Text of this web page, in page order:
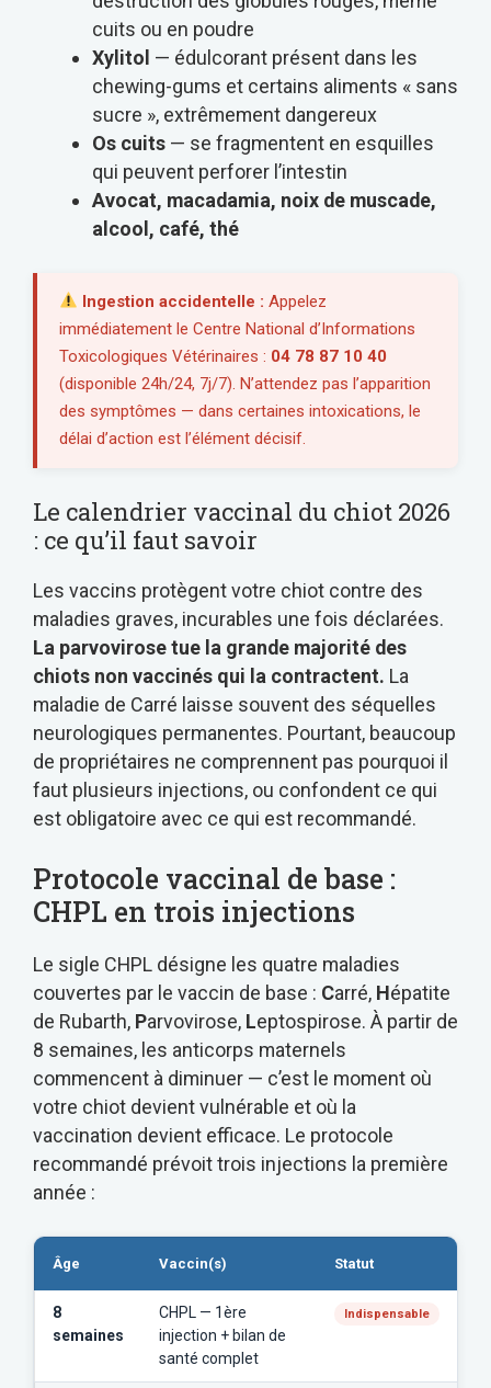
cuits ou en poudre
Xylitol — édulcorant présent dans les
chewing-gums et certains aliments « sans
sucre », extrêmement dangereux
Os cuits— se fragmentent en esquilles
qui peuvent perforer l’intestin
Avocat, macadamia, noix de muscade,
alcool, café, thé
Ingestion accidentelle : Appelez
immédiatement le Centre National d’Informations
Toxicologiques Vétérinaires : 04 78 87 10 40
(disponible 24h/24, 7j/7). N’attendez pas l’apparition
des symptômes — dans certaines intoxications, le
délai d’action est l’élément décisif.
Le calendrier vaccinal du chiot 2026
: ce qu’il faut savoir
Les vaccins protègent votre chiot contre des
maladies graves, incurables une fois déclarées.
La parvovirose tue la grande majorité des
chiots non vaccinés qui la contractent. La
maladie de Carré laisse souvent des séquelles
neurologiques permanentes. Pourtant, beaucoup
de propriétaires ne comprennent pas pourquoi il
faut plusieurs injections, ou confondent ce qui
est obligatoire avec ce qui est recommandé.
Protocole vaccinal de base :
CHPL en trois injections
Le sigle CHPL désigne les quatre maladies
couvertes par le vaccin de base : Carré, Hépatite
de Rubarth, Parvovirose, Leptospirose. À partir de
8 semaines, les anticorps maternels
commencent à diminuer — c’est le moment où
votre chiot devient vulnérable et où la
vaccination devient efficace. Le protocole
recommandé prévoit trois injections la première
année :
Âge Vaccin(s) Statut
8
semaines
CHPL — 1ère
injection + bilan de
santé complet
Indispensable